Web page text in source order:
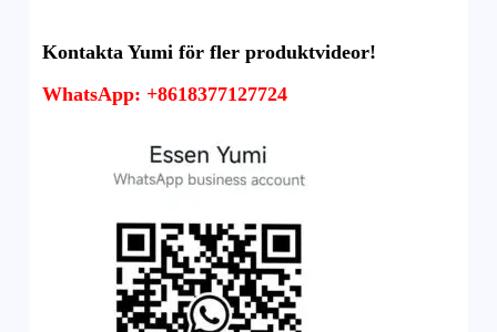
Kontakta Yumi för fler produktvideor!
WhatsApp: +8618377127724